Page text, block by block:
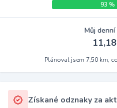
93 %
Můj
Plánoval jsem 7,50 km,
Získané odznaky za